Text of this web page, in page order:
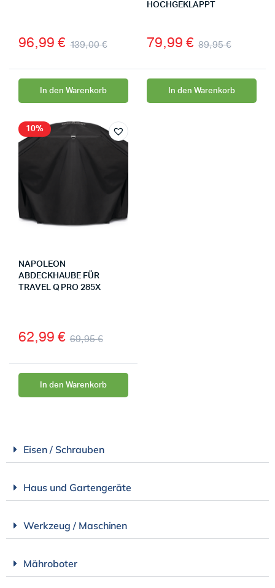
139,00€
96,99 €
In den Warenkorb
HOCHGEKLAPPT
89,95€
79,99 €
In den Warenkorb
10%
NAPOLEON
ABDECKHAUBE FÜR
TRAVEL Q PRO 285X
69,95€
62,99 €
In den Warenkorb
Eisen / Schrauben
Haus und Gartengeräte
Werkzeug / Maschinen
Mähroboter